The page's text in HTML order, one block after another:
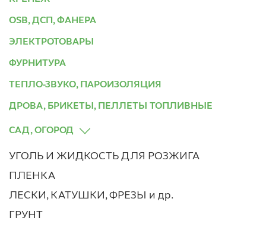
OSB, ДСП, ФАНЕРА
ЭЛЕКТРОТОВАРЫ
ФУРНИТУРА
ТЕПЛО-ЗВУКО, ПАРОИЗОЛЯЦИЯ
ДРОВА, БРИКЕТЫ, ПЕЛЛЕТЫ ТОПЛИВНЫЕ
САД, ОГОРОД
УГОЛЬ И ЖИДКОСТЬ ДЛЯ РОЗЖИГА
ПЛЕНКА
ЛЕСКИ, КАТУШКИ, ФРЕЗЫ и др.
ГРУНТ